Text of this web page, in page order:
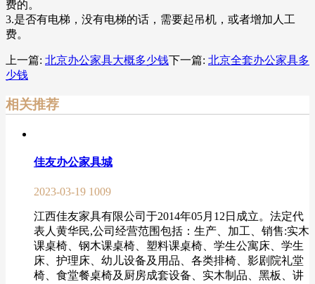
费的。
3.是否有电梯，没有电梯的话，需要起吊机，或者增加人工
费。
上一篇: 北京办公家具大概多少钱下一篇: 北京全套办公家具多
少钱
相关推荐
佳友办公家具城
2023-03-19 1009
江西佳友家具有限公司于2014年05月12日成立。法定代
表人黄华民,公司经营范围包括：生产、加工、销售:实木
课桌椅、钢木课桌椅、塑料课桌椅、学生公寓床、学生
床、护理床、幼儿设备及用品、各类排椅、影剧院礼堂
椅、食堂餐桌椅及厨房成套设备、实木制品、黑板、讲